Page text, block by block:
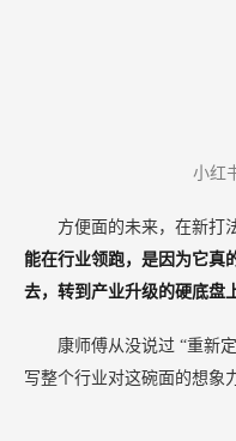
小红
方便面的未来，在新打
能在行业领跑，是因为它真
去，转到产业升级的硬底盘
康师傅从没说过 “重新
写整个行业对这碗面的想象